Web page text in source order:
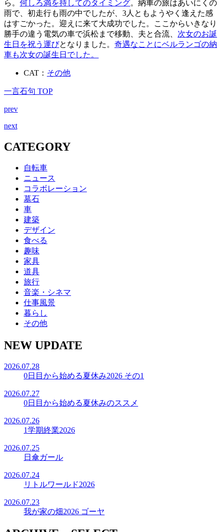
ら。 何しろ満を持してのタイミング。納車の旅はあいにくの
雨で、初走行も雨の中でしたが、3人ともようやく逢えた感
はすごかった。迎えに来て大成功でした。ここからいきなり
勝手の違う電気の車で浜松まで移動、夫と合流、 次女のお誕
生日を祝う運びとなりました。 奇遇なことにベルランゴの納
車も次女の誕生日でした。
CAT： その他
一言石句 TOP
prev
next
CATEGORY
自転車
ニュース
コラボレーション
墓石
車
建築
デザイン
食べる
趣味
家具
道具
旅行
音楽・シネマ
仕事風景
暮らし
その他
NEW UPDATE
2026.07.28
0日目から始める夏休み2026 その1
2026.07.27
0日目から始める夏休みのススメ
2026.07.26
1学期終業2026
2026.07.25
日傘ガール
2026.07.24
リトルワールド2026
2026.07.23
我が家の畑2026 ゴーヤ